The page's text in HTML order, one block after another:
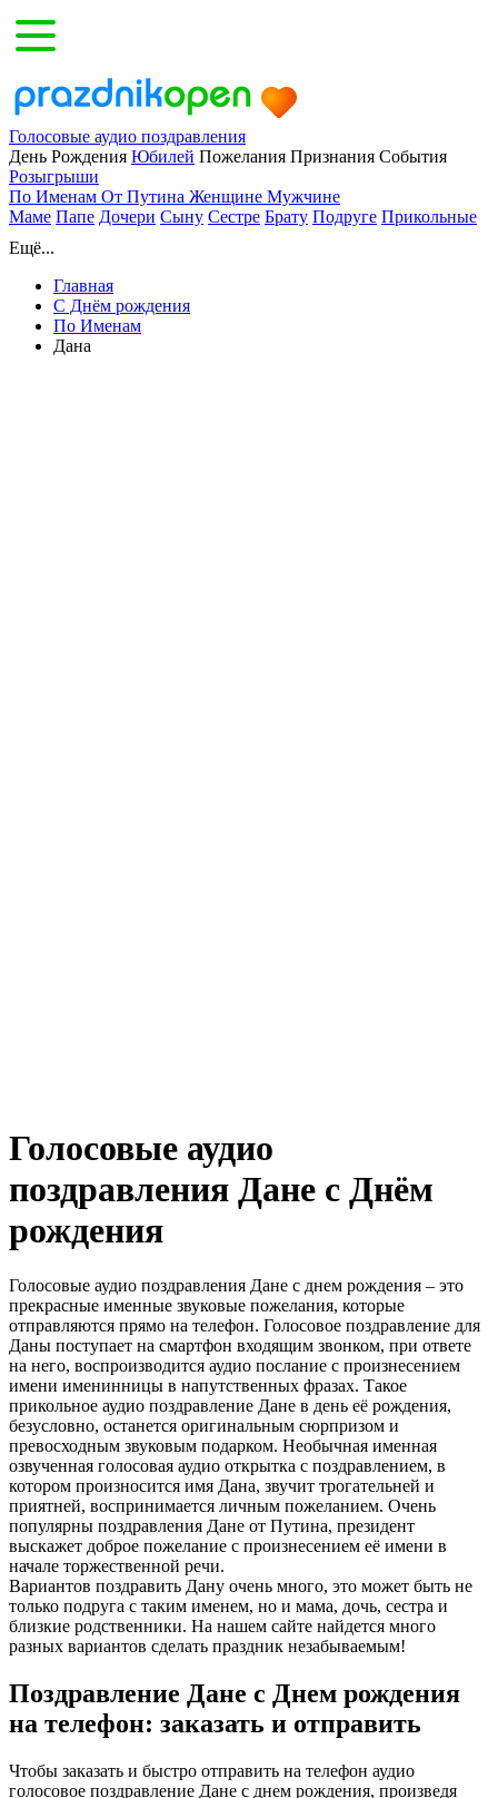
Голосовые аудио поздравления
День Рождения Юбилей Пожелания Признания События
Розыгрыши
По Именам От Путина Женщине Мужчине
Маме Папе Дочери Сыну Сестре Брату Подруге Прикольные
Ещё...
Главная
С Днём рождения
По Именам
Дана
Голосовые аудио
поздравления Дане с Днём
рождения
Голосовые аудио поздравления Дане с днем рождения – это
прекрасные именные звуковые пожелания, которые
отправляются прямо на телефон. Голосовое поздравление для
Даны поступает на смартфон входящим звонком, при ответе
на него, воспроизводится аудио послание с произнесением
имени именинницы в напутственных фразах. Такое
прикольное аудио поздравление Дане в день её рождения,
безусловно, останется оригинальным сюрпризом и
превосходным звуковым подарком. Необычная именная
озвученная голосовая аудио открытка с поздравлением, в
котором произносится имя Дана, звучит трогательней и
приятней, воспринимается личным пожеланием. Очень
популярны поздравления Дане от Путина, президент
выскажет доброе пожелание с произнесением её имени в
начале торжественной речи.
Вариантов поздравить Дану очень много, это может быть не
только подруга с таким именем, но и мама, дочь, сестра и
близкие родственники. На нашем сайте найдется много
разных вариантов сделать праздник незабываемым!
Поздравление Дане с Днем рождения
на телефон: заказать и отправить
Чтобы заказать и быстро отправить на телефон аудио
голосовое поздравление Дане с днем рождения, произведя